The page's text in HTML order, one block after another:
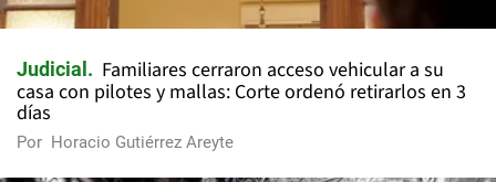
Judicial
Familiares cerraron acceso vehicular a su
casa con pilotes y mallas: Corte ordenó retirarlos en 3
días
Por Horacio Gutiérrez Areyte